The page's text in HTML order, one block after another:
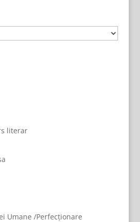
literar
Umane /Perfecționare